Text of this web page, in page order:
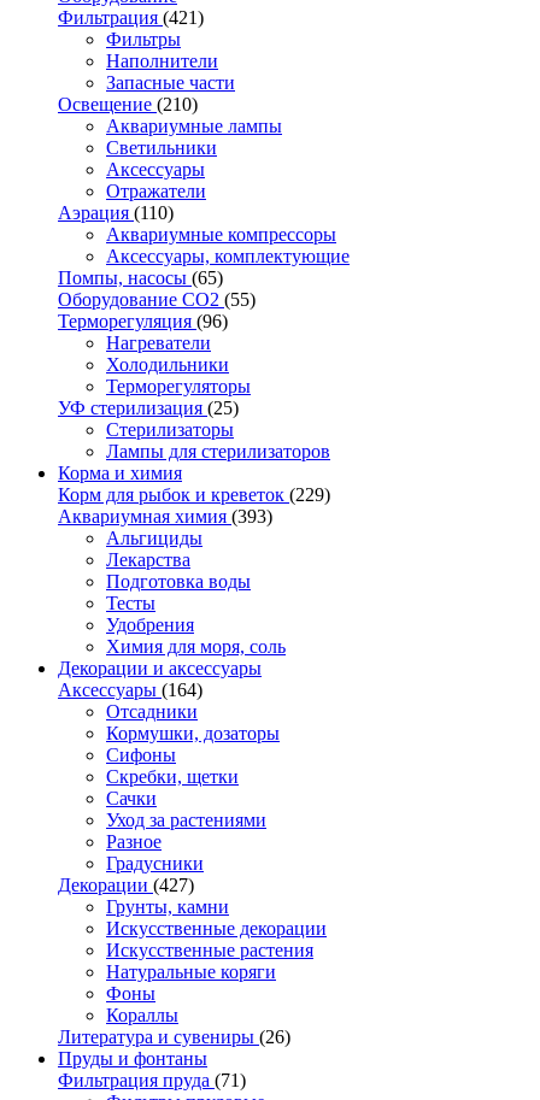
Фильтрация (421)
Фильтры
Наполнители
Запасные части
Освещение (210)
Аквариумные лампы
Светильники
Аксессуары
Отражатели
Аэрация (110)
Аквариумные компрессоры
Аксессуары, комплектующие
Помпы, насосы (65)
Оборудование CO2 (55)
Терморегуляция (96)
Нагреватели
Холодильники
Терморегуляторы
УФ стерилизация (25)
Стерилизаторы
Лампы для стерилизаторов
Корма и химия
Корм для рыбок и креветок (229)
Аквариумная химия (393)
Альгициды
Лекарства
Подготовка воды
Тесты
Удобрения
Химия для моря, соль
Декорации и аксессуары
Аксессуары (164)
Отсадники
Кормушки, дозаторы
Сифоны
Скребки, щетки
Сачки
Уход за растениями
Разное
Градусники
Декорации (427)
Грунты, камни
Искусственные декорации
Искусственные растения
Натуральные коряги
Фоны
Кораллы
Литература и сувениры (26)
Пруды и фонтаны
Фильтрация пруда (71)